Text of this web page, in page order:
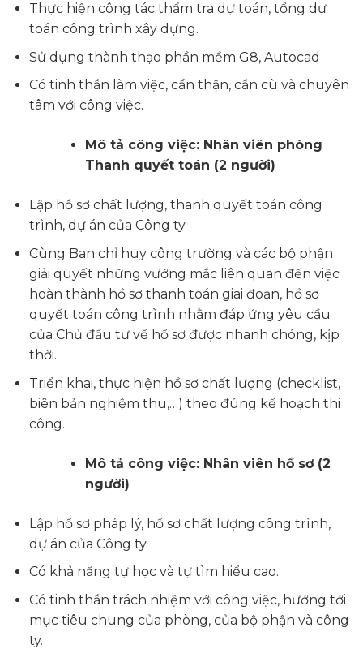
Thực hiện công tác thẩm tra dự toán, tổng dự
toán công trình xây dựng.
Sử dụng thành thạo phần mềm G8, Autocad
Có tinh thần làm việc, cẩn thận, cần cù và chuyên
tâm với công việc.
Mô tả công việc: Nhân viên phòng
Thanh quyết toán (2 người)
Lập hồ sơ chất lượng, thanh quyết toán công
trình, dự án của Công ty
Cùng Ban chỉ huy công trường và các bộ phận
giải quyết những vướng mắc liên quan đến việc
hoàn thành hồ sơ thanh toán giai đoạn, hồ sơ
quyết toán công trình nhằm đáp ứng yêu cầu
của Chủ đầu tư về hồ sơ được nhanh chóng, kịp
thời.
Triển khai, thực hiện hồ sơ chất lượng (checklist,
biên bản nghiệm thu,…) theo đúng kế hoạch thi
công.
Mô tả công việc: Nhân viên hồ sơ (2
người)
Lập hồ sơ pháp lý, hồ sơ chất lượng công trình,
dự án của Công ty.
Có khả năng tự học và tự tìm hiểu cao.
Có tinh thần trách nhiệm với công việc, hướng tới
mục tiêu chung của phòng, của bộ phận và công
ty.